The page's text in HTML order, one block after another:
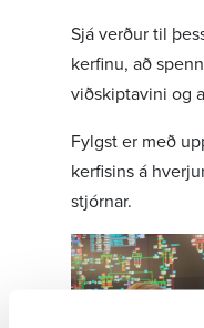
Samstarf Landsnets og
Hagsmunaráð
Fundargögn
Tilkynning um meint
Sjá verður til
kerf­inu, að
viðskipta­vini og
Fylgst er með
kerf­isins á
stjórnar.